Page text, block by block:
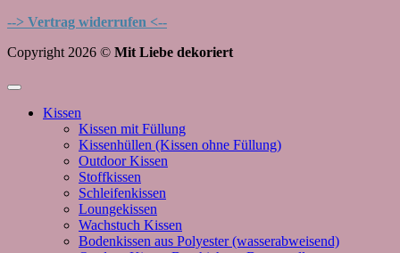
--> Vertrag widerrufen <--
Copyright 2026 © Mit Liebe dekoriert
Kissen
Kissen mit Füllung
Kissenhüllen (Kissen ohne Füllung)
Outdoor Kissen
Stoffkissen
Schleifenkissen
Loungekissen
Wachstuch Kissen
Bodenkissen aus Polyester (wasserabweisend)